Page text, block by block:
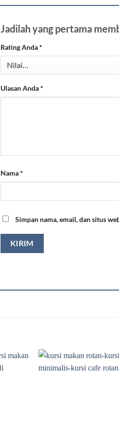
Jadilah yang pertama
Rating Anda*
Ulasan Anda*
Nama*
Simpan nama, email, dan situs